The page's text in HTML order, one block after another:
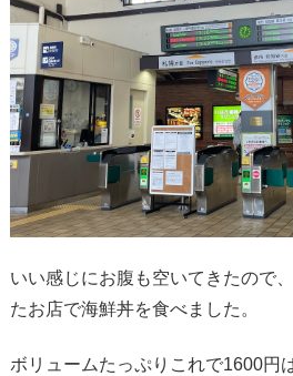
いい感じにお腹も空いてきたので
たお店で海鮮丼を食べました。
ボリュームたっぷりこれで1600円